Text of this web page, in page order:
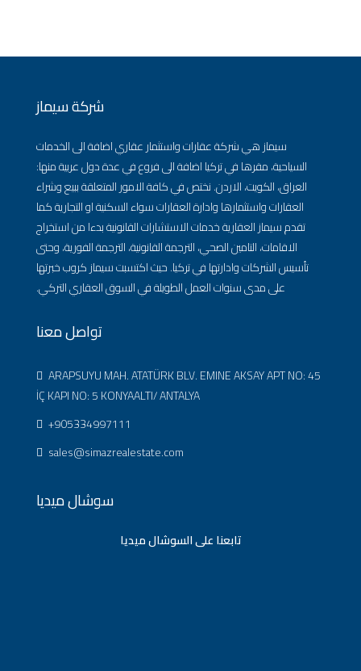
شركة سيماز
سيماز هي شركة عقارات واستثمار عقاري اضافة الى الخدمات
السياحية، مقرها في تركيا اضافة الى فروع في عدة دول عربية منها:
العراق، الكويت، الاردن. نختص في كافة الامور المتعلقة ببيع وشراء
العقارات واستثمارها وادارة العقارات سواء السكنية او التجارية كما
تقدم سيماز العقارية خدمات الاستشارات القانونية بدءا من استخراج
الاقامات، التامين الصحي، الترجمة القانونية، الترجمة الفورية، وحتى
تأسيس الشركات وادارتها في تركيا. حيث اكتسبت سيماز كروب خبرتها
على مدى سنوات العمل الطويلة في السوق العقاري التركي.
تواصل معنا
ARAPSUYU MAH. ATATÜRK BLV. EMINE AKSAY APT NO: 45
İÇ KAPI NO: 5 KONYAALTI/ ANTALYA
+905334997111
sales@simazrealestate.com
سوشال ميديا
تابعنا على السوشال ميديا